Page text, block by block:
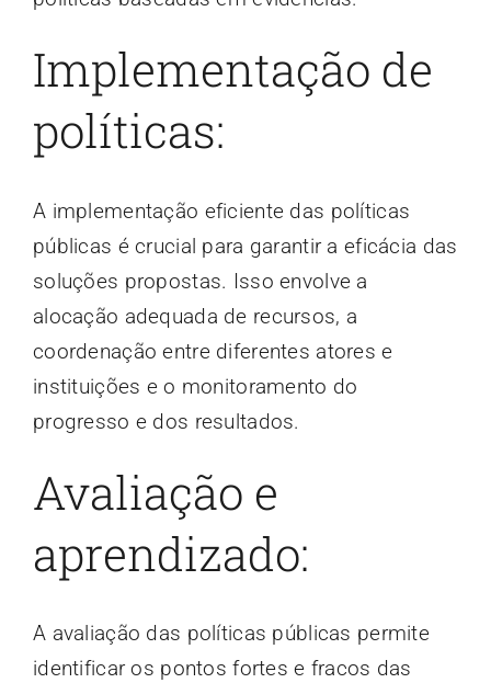
Implementação de
políticas:
A implementação eficiente das políticas
públicas é crucial para garantir a eficácia das
soluções propostas. Isso envolve a
alocação adequada de recursos, a
coordenação entre diferentes atores e
instituições e o monitoramento do
progresso e dos resultados.
Avaliação e
aprendizado:
A avaliação das políticas públicas permite
identificar os pontos fortes e fracos das